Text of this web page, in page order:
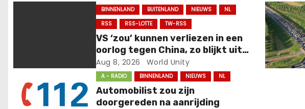
g
a
BINNENLAND BUITENLAND NIEUWS
NL
RSS
RSS-LOTTE TW-RSS
VS ‘zou’ kunnen verliezen in een
oorlog tegen China, zo blijkt uit
nieuw rapport van
congrescommissie, mist zowel
capaciteit als vermogen.
Aug 8, 2026 World Unity
A - RADIO BINNENLAND NIEUWS NL
Automobilist zou zijn
doorgereden na aanrijding